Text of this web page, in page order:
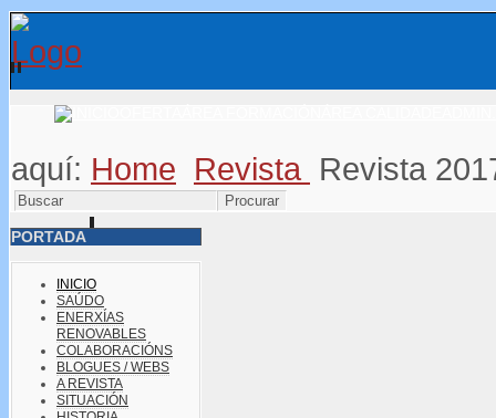
aquí: Home Revista Revista
PORTADA
INICIO
SAÚDO
ENERXÍAS
RENOVABLES
COLABORACIÓNS
BLOGUES / WEBS
A REVISTA
SITUACIÓN